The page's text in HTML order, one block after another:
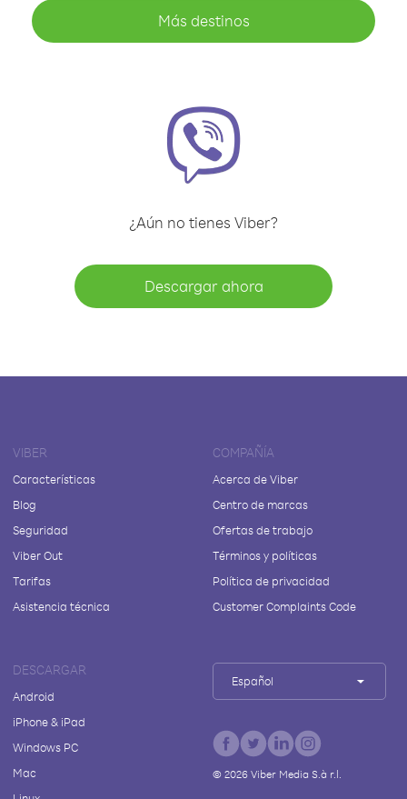
Más destinos
¿Aún no tienes Viber?
Descargar ahora
VIBER
Características
Blog
Seguridad
Viber Out
Tarifas
Asistencia técnica
COMPAÑÍA
Acerca de Viber
Centro de marcas
Ofertas de trabajo
Términos y políticas
Política de privacidad
Customer Complaints Code
DESCARGAR
Android
iPhone & iPad
Windows PC
Mac
Español
© 2026Viber Media S.à r.l.